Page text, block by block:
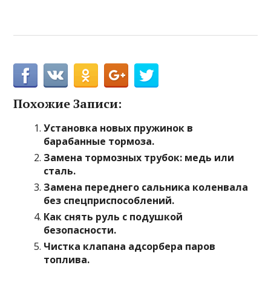
Похожие Записи:
Установка новых пружинок в
барабанные тормоза.
Замена тормозных трубок: медь или
сталь.
Замена переднего сальника коленвала
без спецприспособлений.
Как снять руль с подушкой
безопасности.
Чистка клапана адсорбера паров
топлива.